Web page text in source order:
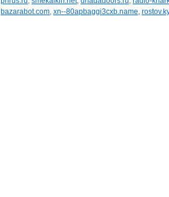
bazarabot.com, xn--80apbaggi3cxb.name,